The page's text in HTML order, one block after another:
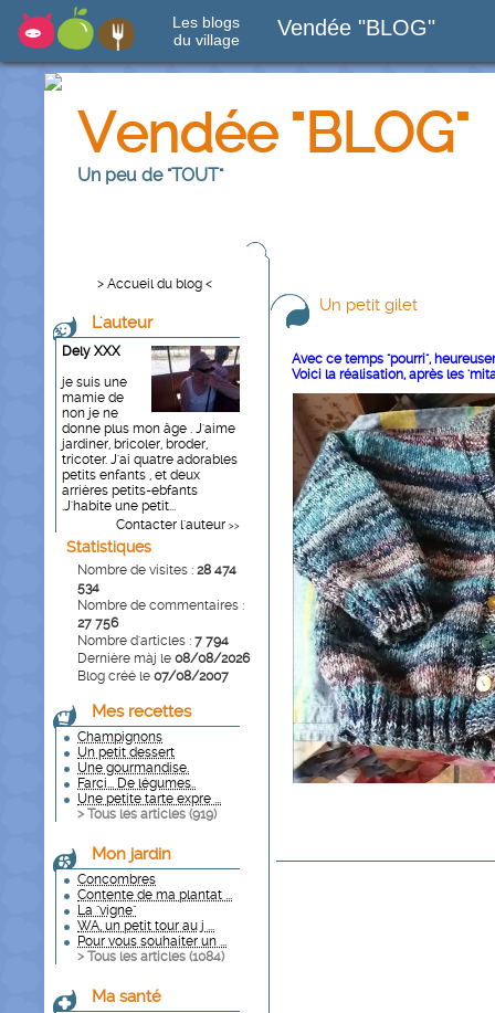
Les blogs
du village
Vendée "BLOG"
Vendée "BLOG"
Un peu de "TOUT"
> Accueil du blog <
L'auteur
Dely XXX
je suis une
mamie de
non je ne
donne plus mon âge . J'aime
jardiner, bricoler, broder,
tricoter. J'ai quatre adorables
petits enfants , et deux
arrières petits-ebfants
.J'habite une petit...
Contacter l'auteur >>
Statistiques
Nombre de visites : 28 474
534
Nombre de commentaires :
27 756
Nombre d'articles : 7 794
Dernière màj le 08/08/2026
Blog créé le 07/08/2007
Mes recettes
Champignons
Un petit dessert
Une gourmandise.
Farci... De légumes..
Une petite tarte expre ...
> Tous les articles (919)
Mon jardin
Concombres
Contente de ma plantat ...
La "vigne"
WA, un petit tour au j ...
Pour vous souhaiter un ...
> Tous les articles (1084)
Ma santé
Un petit gilet
Avec ce temps "pourri",
Voici la réalisation, après les